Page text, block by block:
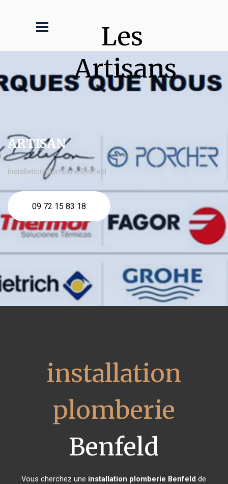
Les
Artisans
ARTISAN
installation plomberie Benfeld
09 72 15 83 18
installation
plomberie
Benfeld
Vous cherchez une installation plomberie Benfeld de